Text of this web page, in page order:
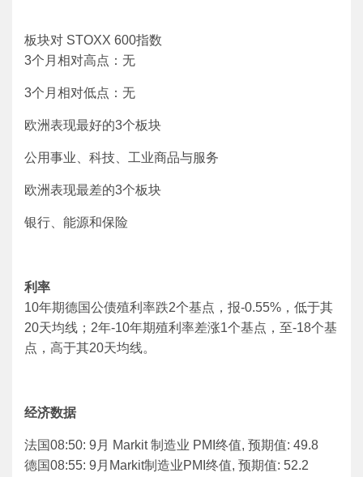
板块对 STOXX 600指数
3个月相对高点：无
3个月相对低点：无
欧洲表现最好的3个板块
公用事业、科技、工业商品与服务
欧洲表现最差的3个板块
银行、能源和保险
利率
10年期德国公债殖利率跌2个基点，报-0.55%，低于其
20天均线；2年-10年期殖利率差涨1个基点，至-18个基
点，高于其20天均线。
经济数据
法国08:50: 9月 Markit 制造业 PMI终值, 预期值: 49.8
德国08:55: 9月Markit制造业PMI终值, 预期值: 52.2